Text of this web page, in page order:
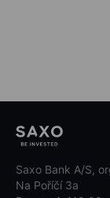
Saxo Bank A/S,
Na Poříčí 3a